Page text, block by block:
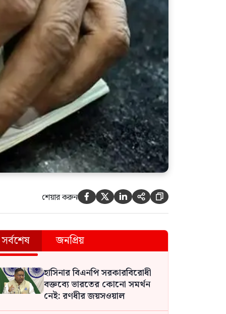
শেয়ার করুন     
সর্বশেষ জনপ্রিয়
হাসিনার বিএনপি সরকারবিরোধী
বক্তব্যে ভারতের কোনো সমর্থন
নেই: রণধীর জয়সওয়াল